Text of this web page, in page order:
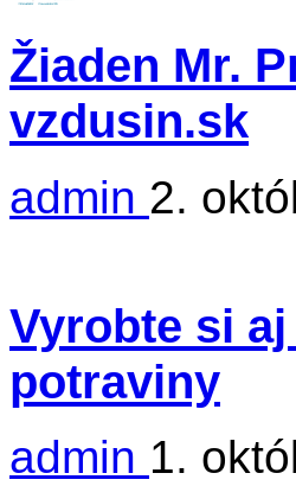
Žiaden Mr.
vzdusin.sk
admin 2.
Vyrobte si
potraviny
admin 1.